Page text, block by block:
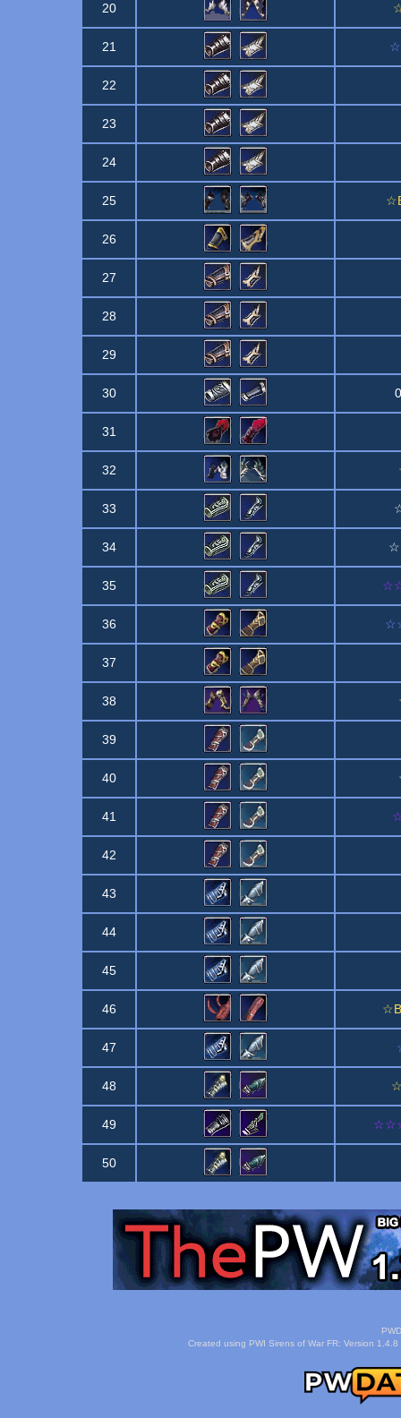
20
21
22
23
24
25
26
27
28
29
30
31
32
33
34
35
36
37
38
39
40
41
42
43
44
45
46
47
48
49
50
Created using PWI Sirens of War FR: Version